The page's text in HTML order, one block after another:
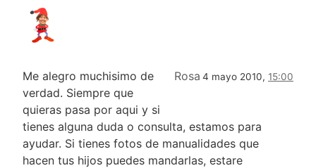
Rosa 4 mayo 2010, 15:00
Me alegro muchisimo de
verdad. Siempre que
quieras pasa por aqui y si
tienes alguna duda o consulta, estamos para
ayudar. Si tienes fotos de manualidades que
hacen tus hijos puedes mandarlas, estare